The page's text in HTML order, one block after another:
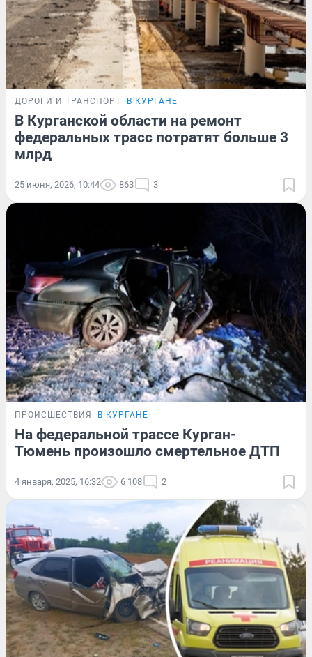
ДОРОГИ И ТРАНСПОРТ В КУРГАНЕ
В Курганской области на ремонт
федеральных трасс потратят больше 3
млрд
25 июня, 2026, 10:44 863 3
ПРОИСШЕСТВИЯ В КУРГАНЕ
На федеральной трассе Курган-
Тюмень произошло смертельное ДТП
4 января, 2025, 16:32 6 108 2